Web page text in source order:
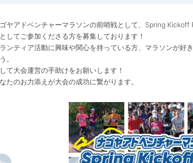
ヤアドベンチャーマラソンの前哨戦として、Spring
してご参加くださる方を募集しております！
ンティア活動に興味や関心を持っている方、マラソンが好
。
て大会運営の手助けをお願いします！
たのお力添えが大会の成功に繋がります。